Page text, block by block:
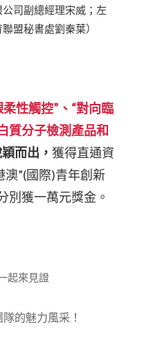
司副總經理宋威；左
盟秘書處劉秦葉）
柔性觸控”、“對向臨
質分子檢測產品和
而出， 獲得直通資
”(國際)青年創新
別獲一萬元獎金。
起來見證
的魅力風采！